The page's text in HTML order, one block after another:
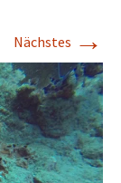
Nächstes →